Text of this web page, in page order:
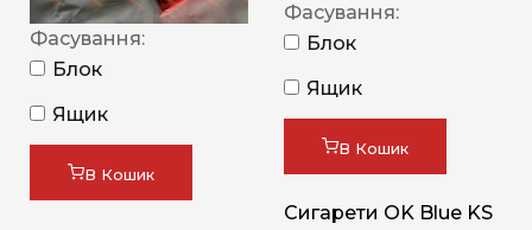
Фасування:
Блок
Ящик
В Кошик
Фасування:
Блок
Ящик
В Кошик
Сигарети OK Blue KS